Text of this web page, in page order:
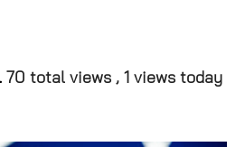
70 total views , 1 views today